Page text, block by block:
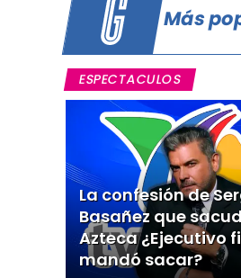
Más
ESPECTACULOS
La confesión de
Basañez que
Azteca ¿Ejecutivo
mandó sacar?